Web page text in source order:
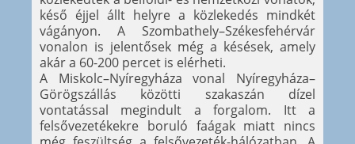
késő éjjel állt helyre a közlekedés mindkét
vágányon. A Szombathely–Székesfehérvár
vonalon is jelentősek még a késések, amely
akár a 60-200 percet is elérheti.
A Miskolc–Nyíregyháza vonal Nyíregyháza–
Görögszállás közötti szakaszán dízel
vontatással megindult a forgalom. Itt a
felsővezetékekre boruló faágak miatt nincs